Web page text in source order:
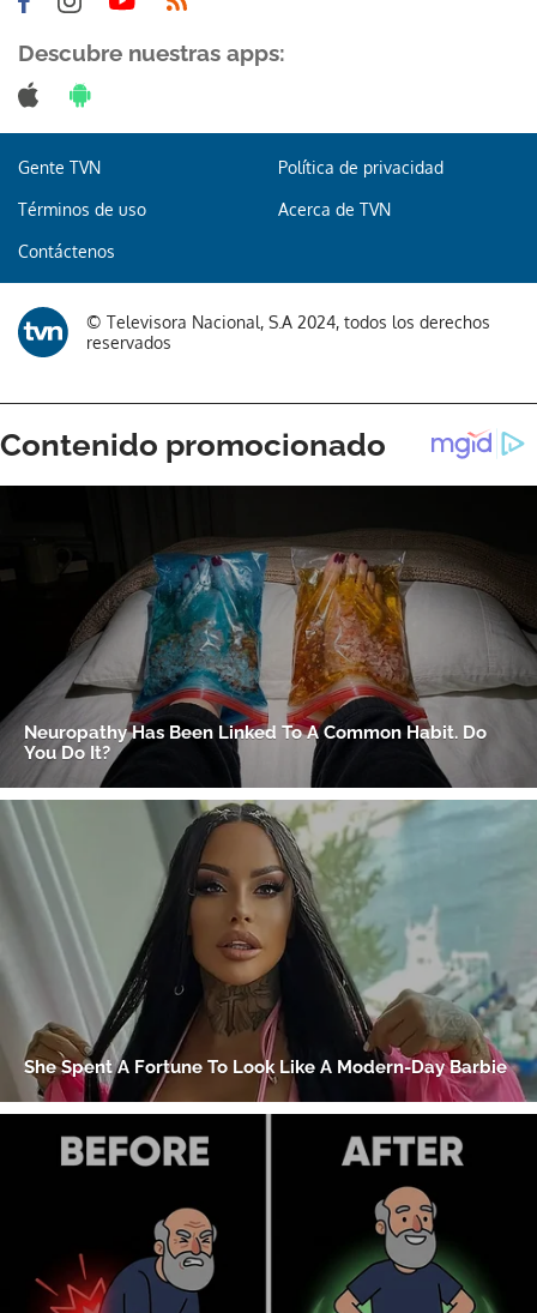
Descubre nuestras apps:
Gente TVN Política de privacidad
Términos de uso Acerca de TVN
Contáctenos
© Televisora Nacional, S.A 2024, todos los derechos
reservados